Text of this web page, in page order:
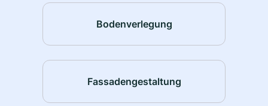
Bodenverlegung
Fassadengestaltung